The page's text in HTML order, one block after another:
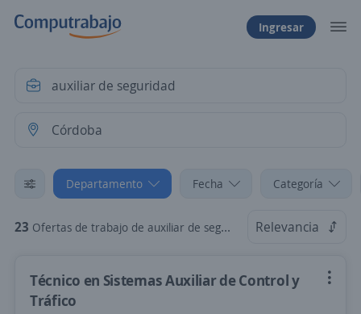
Ingresar
Departamento Fecha Categoría
23 Ofertas de trabajo de auxiliar de seguridad en Córdoba Relevancia
Técnico en Sistemas Auxiliar de Control y
Tráfico